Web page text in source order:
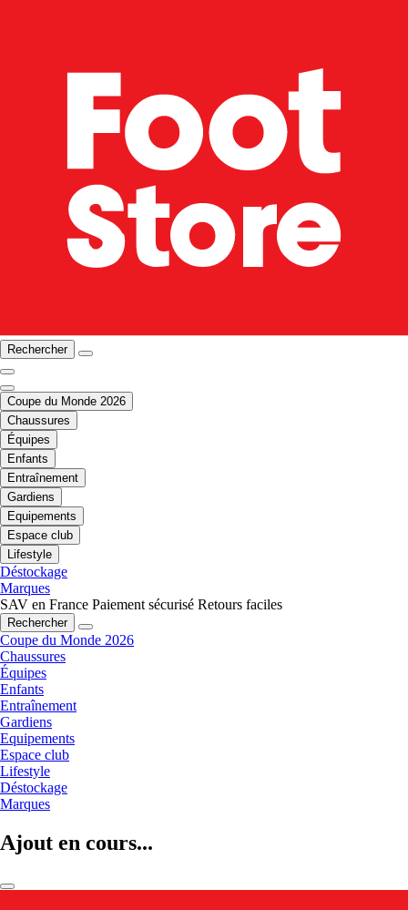
Rechercher
Coupe du Monde 2026
Chaussures
Équipes
Enfants
Entraînement
Gardiens
Equipements
Espace club
Lifestyle
Déstockage
Marques
SAV en France Paiement sécurisé Retours faciles
Rechercher
Coupe du Monde 2026
Chaussures
Équipes
Enfants
Entraînement
Gardiens
Equipements
Espace club
Lifestyle
Déstockage
Marques
Ajout en cours...